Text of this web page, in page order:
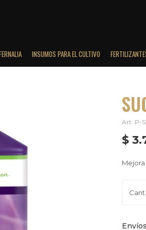
INSUMOS PARA EL CULTIVO
P-
$
Envíos